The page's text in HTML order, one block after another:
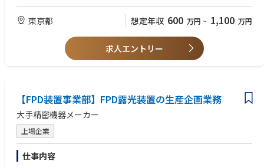
・活動実績レポートの作成、報告。
【尚可要件】
・海外駐在経験
・新規サプライヤー開拓、事業開拓経験
東京都 想定年収 600 万円 ~ 1,100 万円
求人エントリー
【FPD装置事業部】FPD露光装置の生産企画業務
大手精密機器メーカー
上場企業
仕事内容